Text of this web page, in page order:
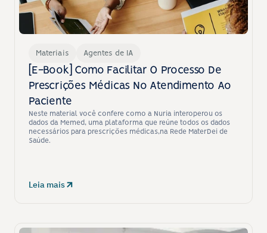
Materiais Agentes de IA
[E-Book] Como Facilitar O Processo De
Prescrições Médicas No Atendimento Ao
Paciente
Neste material você confere como a Nuria interoperou os
dados da Memed, uma plataforma que reúne todos os dados
necessários para prescrições médicas,na Rede MaterDei de
Saúde.
Leia mais